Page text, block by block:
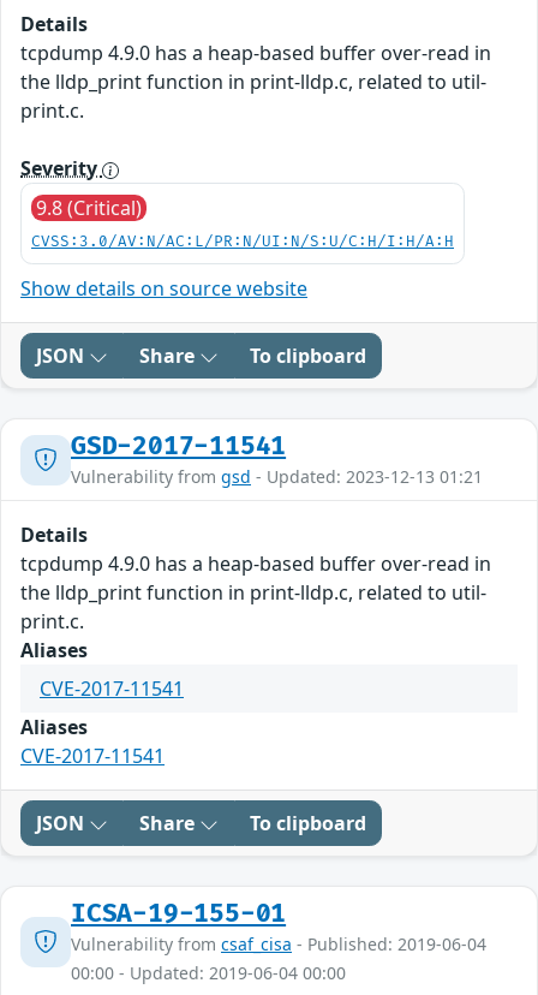
Details
tcpdump 4.9.0 has a heap-based buffer over-read in
the lldp_print function in print-lldp.c, related to util-
print.c.
Severity
9.8 (Critical)
CVSS:3.0/AV:N/AC:L/PR:N/UI:N/S:U/C:H/I:H/A:H
Show details on source website
JSON Share To clipboard
GSD-2017-11541
Vulnerability from gsd - Updated: 2023-12-13 01:21
Details
tcpdump 4.9.0 has a heap-based buffer over-read in
the lldp_print function in print-lldp.c, related to util-
print.c.
Aliases
CVE-2017-11541
Aliases
CVE-2017-11541
JSON Share To clipboard
ICSA-19-155-01
Vulnerability from csaf_cisa - Published: 2019-06-04
00:00 - Updated: 2019-06-04 00:00